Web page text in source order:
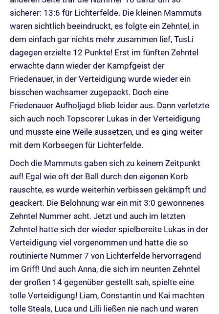
sicherer: 13:6 für Lichterfelde. Die kleinen Mammuts
waren sichtlich beeindruckt, es folgte ein Zehntel, in
dem einfach gar nichts mehr zusammen lief, TusLi
dagegen erzielte 12 Punkte! Erst im fünften Zehntel
erwachte dann wieder der Kampfgeist der
Friedenauer, in der Verteidigung wurde wieder ein
bisschen wachsamer zugepackt. Doch eine
Friedenauer Aufholjagd blieb leider aus. Dann verletzte
sich auch noch Topscorer Lukas in der Verteidigung
und musste eine Weile aussetzen, und es ging weiter
mit dem Korbsegen für Lichterfelde.
Doch die Mammuts gaben sich zu keinem Zeitpunkt
auf! Egal wie oft der Ball durch den eigenen Korb
rauschte, es wurde weiterhin verbissen gekämpft und
geackert. Die Belohnung war ein mit 3:0 gewonnenes
Zehntel Nummer acht. Jetzt und auch im letzten
Zehntel hatte sich der wieder spielbereite Lukas in der
Verteidigung viel vorgenommen und hatte die so
routinierte Nummer 7 von Lichterfelde hervorragend
im Griff! Und auch Anna, die sich im neunten Zehntel
der großen 14 gegenüber gestellt sah, spielte eine
tolle Verteidigung! Liam, Constantin und Kai machten
tolle Steals, Luca und Lilli ließen nie nach und waren